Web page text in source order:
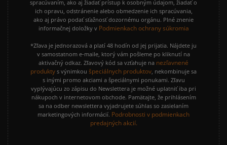
spracúvaním, ako aj žiadať prístup k osobným údajom, žiadať o
ich opravu, odstránenie alebo obmedzenie ich spracúvania,
ako aj právo podať sťažnosť dozornému orgánu. Plné znenie
informačnej doložky v Podmienkach ochrany súkromia
*Zľava je jednorazová a platí 48 hodín od jej prijatia. Nájdete ju
v samostatnom e-maile, ktorý vám pošleme po kliknutí na
aktivačný odkaz. Zľavový kód sa vzťahuje na nezľavnené
produkty s výnimkou špeciálnych produktov, nekombinuje sa
s inými promo akciami a špeciálnymi ponukami. Zľavu
vyplývajúcu zo zápisu do Newslettera je možné uplatniť iba pri
nákupoch v internetovom obchode. Pamätajte, že prihlásením
sa na odber newslettera vyjadrujete súhlas so zasielaním
marketingových informácií. Podrobnosti v podmienkach
predajných akcií.